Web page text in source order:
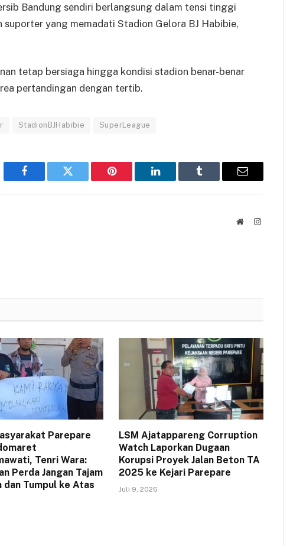
Bandung sendiri berlangsung dalam tensi tinggi
yang memadati Stadion Gelora BJ Habibie,
tetap bersiaga hingga kondisi stadion benar-benar
pertandingan dengan tertib.
StadionBJHabibie SuperLeague
Facebook Twitter Pinterest LinkedIn Tumblr Email
WebsiteInstagram
Parepare
Tenri Wara:
Perda Jangan Tajam
dan Tumpul ke Atas
LSM Ajatappareng Corruption
Watch Laporkan Dugaan
Korupsi Proyek Jalan Beton TA
2025 ke Kejari Parepare
Juli 9, 2026